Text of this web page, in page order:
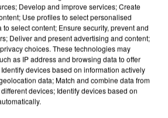
Develop and improve services; Create
Use profiles to select personalised
select content; Ensure security, prevent and
Deliver and present advertising and content;
choices. These technologies may
as IP address and browsing data to offer
devices based on information actively
data; Match and combine data from
devices; Identify devices based on